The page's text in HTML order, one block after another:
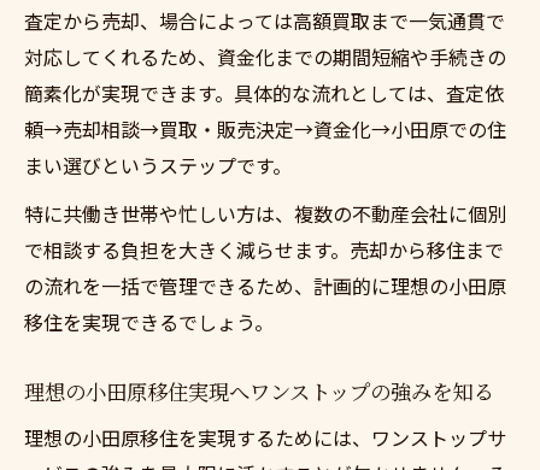
査定から売却、場合によっては高額買取まで一気通貫で
対応してくれるため、資金化までの期間短縮や手続きの
簡素化が実現できます。具体的な流れとしては、査定依
頼→売却相談→買取・販売決定→資金化→小田原での住
まい選びというステップです。
特に共働き世帯や忙しい方は、複数の不動産会社に個別
で相談する負担を大きく減らせます。売却から移住まで
の流れを一括で管理できるため、計画的に理想の小田原
移住を実現できるでしょう。
理想の小田原移住実現へワンストップの強みを知る
理想の小田原移住を実現するためには、ワンストップサ